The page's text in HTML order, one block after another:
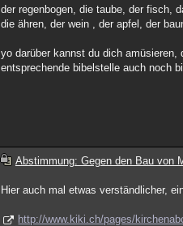
der regenbogen, die taube, der fisch,
die ähren, der wein , der apfel, der
yo darüber kannst du dich
entsprechende bibelstelle auch noch
Abstimmung: Gegen den Bau von
Hier auch mal etwas verständlicher,
http://www.kiki.ch/pages/